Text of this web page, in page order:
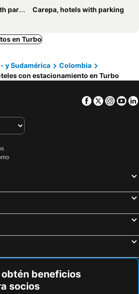
Carepa, hotels with parking
en Turbo
y Sudamérica
Colombia
con estacionamiento en Turbo
Facebook
Twitter
beneficios
socios